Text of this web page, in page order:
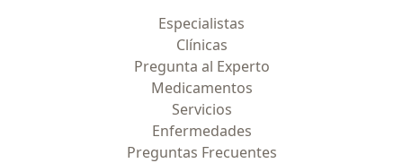
Especialistas
Clínicas
Pregunta al Experto
Medicamentos
Servicios
Enfermedades
Preguntas Frecuentes